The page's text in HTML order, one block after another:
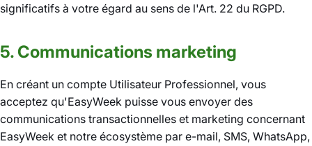
significatifs à votre égard au sens de l'Art. 22 du RGPD.
5. Communications marketing
En créant un compte Utilisateur Professionnel, vous
acceptez qu'EasyWeek puisse vous envoyer des
communications transactionnelles et marketing concernant
EasyWeek et notre écosystème par e-mail, SMS, WhatsApp,